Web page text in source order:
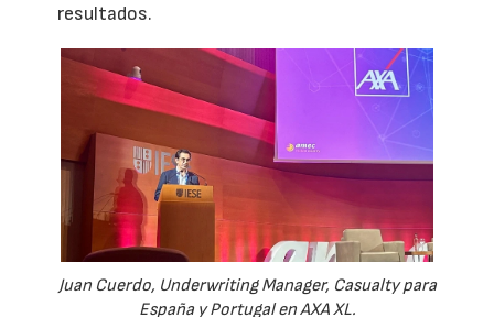
resultados.
Juan Cuerdo, Underwriting Manager, Casualty para
España y Portugal en AXA XL.